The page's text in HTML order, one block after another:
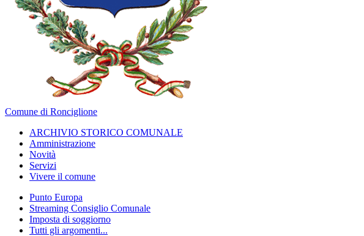
Comune di Ronciglione
ARCHIVIO STORICO COMUNALE
Amministrazione
Novità
Servizi
Vivere il comune
Punto Europa
Streaming Consiglio Comunale
Imposta di soggiorno
Tutti gli argomenti...